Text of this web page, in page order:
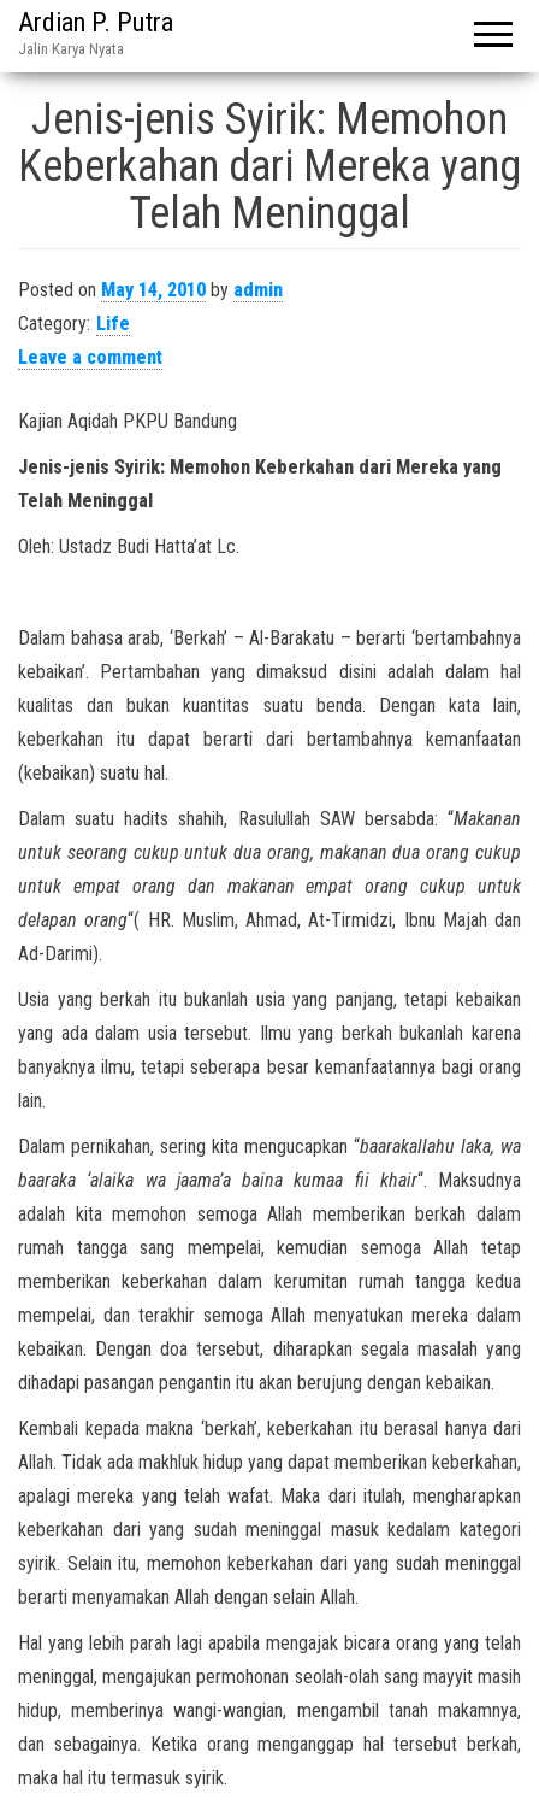
Ardian P. Putra
Jalin Karya Nyata
Jenis-jenis Syirik: Memohon
Keberkahan dari Mereka yang
Telah Meninggal
Posted on May 14, 2010 by admin
Category: Life
Leave a comment
Kajian Aqidah PKPU Bandung
Jenis-jenis Syirik: Memohon Keberkahan dari Mereka yang
Telah Meninggal
Oleh: Ustadz Budi Hatta’at Lc.
Dalam bahasa arab, ‘Berkah’ – Al-Barakatu – berarti ‘bertambahnya
kebaikan’. Pertambahan yang dimaksud disini adalah dalam hal
kualitas dan bukan kuantitas suatu benda. Dengan kata lain,
keberkahan itu dapat berarti dari bertambahnya kemanfaatan
(kebaikan) suatu hal.
Dalam suatu hadits shahih, Rasulullah SAW bersabda: “Makanan
untuk seorang cukup untuk dua orang, makanan dua orang cukup
untuk empat orang dan makanan empat orang cukup untuk
delapan orang“( HR. Muslim, Ahmad, At-Tirmidzi, Ibnu Majah dan
Ad-Darimi).
Usia yang berkah itu bukanlah usia yang panjang, tetapi kebaikan
yang ada dalam usia tersebut. Ilmu yang berkah bukanlah karena
banyaknya ilmu, tetapi seberapa besar kemanfaatannya bagi orang
lain.
Dalam pernikahan, sering kita mengucapkan “baarakallahu laka, wa
baaraka ‘alaika wa jaama’a baina kumaa fii khair“. Maksudnya
adalah kita memohon semoga Allah memberikan berkah dalam
rumah tangga sang mempelai, kemudian semoga Allah tetap
memberikan keberkahan dalam kerumitan rumah tangga kedua
mempelai, dan terakhir semoga Allah menyatukan mereka dalam
kebaikan. Dengan doa tersebut, diharapkan segala masalah yang
dihadapi pasangan pengantin itu akan berujung dengan kebaikan.
Kembali kepada makna ‘berkah’, keberkahan itu berasal hanya dari
Allah. Tidak ada makhluk hidup yang dapat memberikan keberkahan,
apalagi mereka yang telah wafat. Maka dari itulah, mengharapkan
keberkahan dari yang sudah meninggal masuk kedalam kategori
syirik. Selain itu, memohon keberkahan dari yang sudah meninggal
berarti menyamakan Allah dengan selain Allah.
Hal yang lebih parah lagi apabila mengajak bicara orang yang telah
meninggal, mengajukan permohonan seolah-olah sang mayyit masih
hidup, memberinya wangi-wangian, mengambil tanah makamnya,
dan sebagainya. Ketika orang menganggap hal tersebut berkah,
maka hal itu termasuk syirik.